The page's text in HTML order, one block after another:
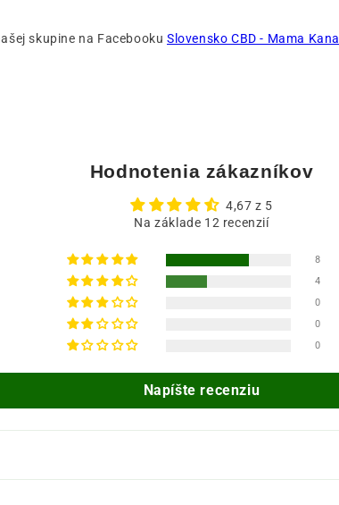
skupine na Facebooku Slovensko CBD - Mama Kana
Hodnotenia zákazníkov
4,67 z 5
Na základe 12 recenzií
8
4
0
0
0
Napíšte recenziu